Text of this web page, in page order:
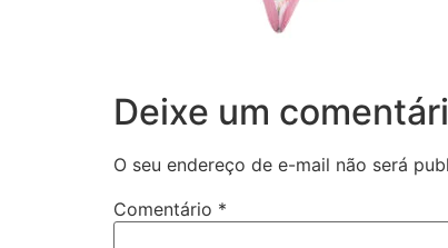
Deixe um
O seu endereço de e-mail não será
Comentário *